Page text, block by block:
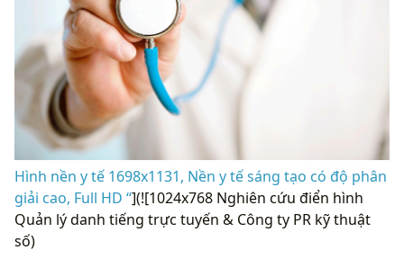
Hình nền y tế 1698x1131, Nền y tế sáng tạo có độ phân
giải cao, Full HD “](![1024x768 Nghiên cứu điển hình
Quản lý danh tiếng trực tuyến & Công ty PR kỹ thuật
số)